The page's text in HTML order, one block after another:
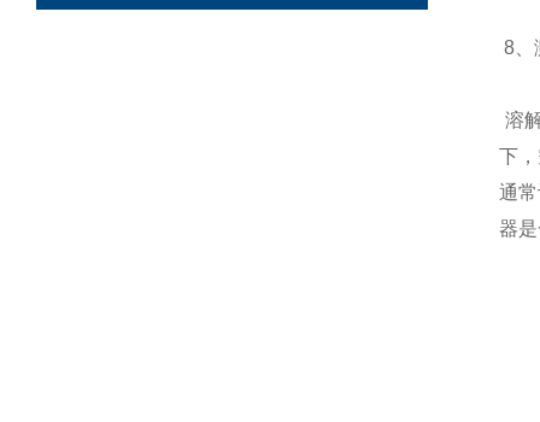
8、
溶
下
通
器